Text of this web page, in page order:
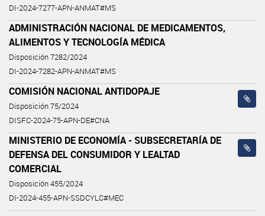
DI-2024-7277-APN-ANMAT#MS
ADMINISTRACIÓN NACIONAL DE MEDICAMENTOS,
ALIMENTOS Y TECNOLOGÍA MÉDICA
Disposición 7282/2024
DI-2024-7282-APN-ANMAT#MS
COMISIÓN NACIONAL ANTIDOPAJE
Disposición 75/2024
DISFC-2024-75-APN-DE#CNA
MINISTERIO DE ECONOMÍA - SUBSECRETARÍA DE
DEFENSA DEL CONSUMIDOR Y LEALTAD
COMERCIAL
Disposición 455/2024
DI-2024-455-APN-SSDCYLC#MEC